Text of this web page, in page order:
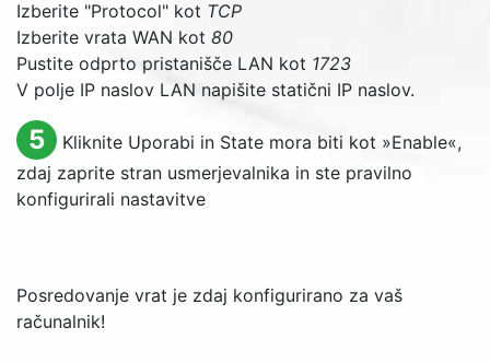
Izberite "Protocol" kot TCP
Izberite vrata WAN kot 80
Pustite odprto pristanišče LAN kot 1723
V polje IP naslov LAN napišite statični IP naslov.
5 Kliknite Uporabi in Statemora biti kot »Enable«,
zdaj zaprite stran usmerjevalnika in ste pravilno
konfigurirali nastavitve
Posredovanje vrat je zdaj konfigurirano za vaš
računalnik!